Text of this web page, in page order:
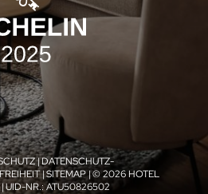
jSPA
|DATENSCHUTZ-
|SITEMAP|© 2026 HOTEL
|UID-NR.: ATU50826502